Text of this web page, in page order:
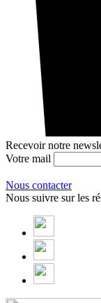
Recevoir notre
Votre mail
Nous contacter
Nous suivre sur les